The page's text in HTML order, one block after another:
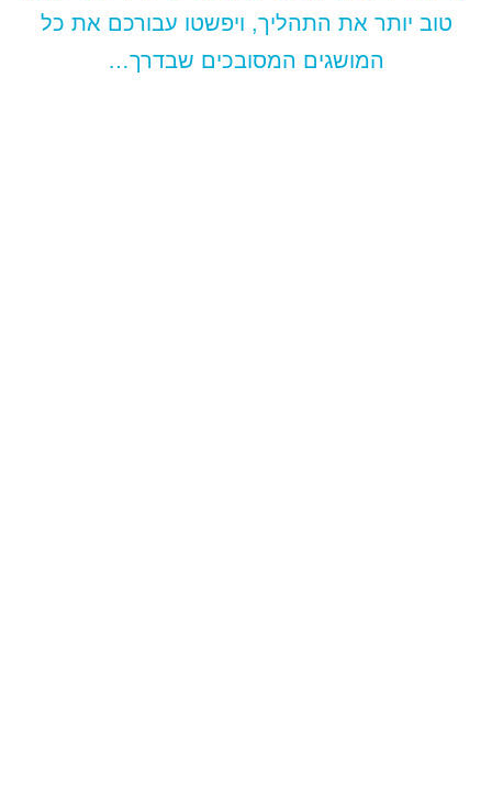
טוב יותר את התהליך, ויפשטו עבורכם את כל
המושגים המסובכים שבדרך…